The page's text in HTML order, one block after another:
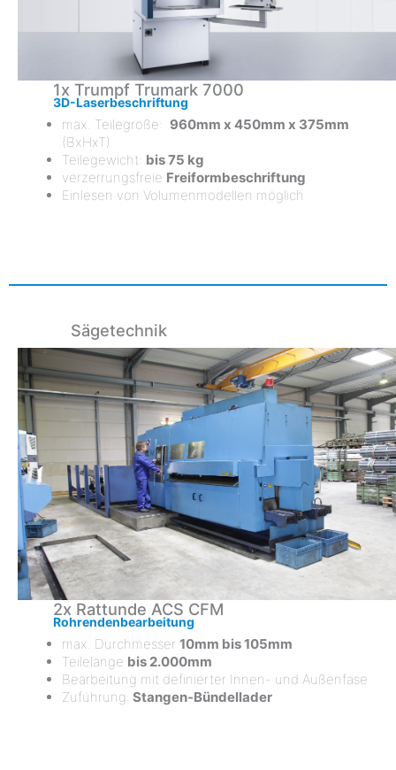
1x Trumpf Trumark 7000
3D-Laserbeschriftung
max. Teilegröße: 960mm x 450mm x 375mm
(BxHxT)
Teilegewicht: bis 75 kg
verzerrungsfreie Freiformbeschriftung
Einlesen von Volumenmodellen möglich
Sägetechnik
2x Rattunde ACS CFM
Rohrendenbearbeitung
max. Durchmesser 10mm bis 105mm
Teilelänge bis 2.000mm
Bearbeitung mit definierter Innen- und Außenfase
Zuführung: Stangen-Bündellader